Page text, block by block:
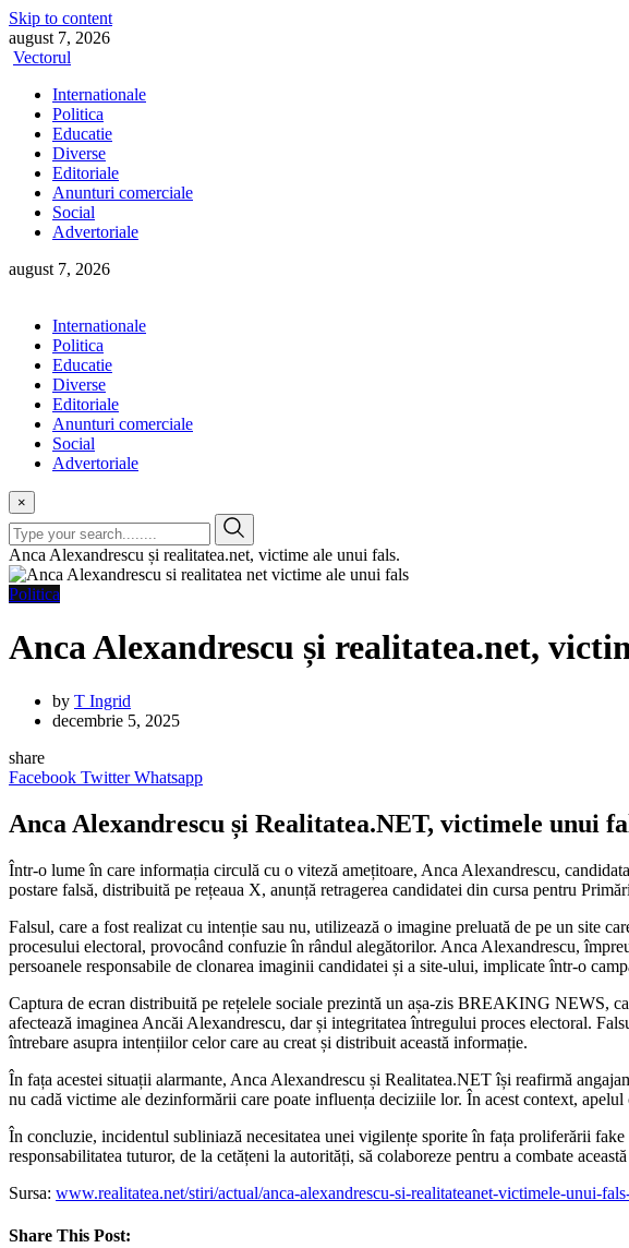
Skip to content
august 7, 2026
Vectorul
Internationale
Politica
Educatie
Diverse
Editoriale
Anunturi comerciale
Social
Advertoriale
august 7, 2026
Internationale
Politica
Educatie
Diverse
Editoriale
Anunturi comerciale
Social
Advertoriale
×
Anca Alexandrescu și realitatea.net, victime ale unui fals.
Politica
Anca Alexandrescu și realitatea.net,
by T Ingrid
decembrie 5, 2025
share
Facebook Twitter Whatsapp
Anca Alexandrescu și Realitatea.NET, victimele unui
Într-o lume în care informația circulă cu o viteză amețitoare, Anca Alexandrescu,
postare falsă, distribuită pe rețeaua X, anunță retragerea candidatei din cursa pentru
Falsul, care a fost realizat cu intenție sau nu, utilizează o imagine preluată de pe un site
procesului electoral, provocând confuzie în rândul alegătorilor. Anca Alexandrescu,
persoanele responsabile de clonarea imaginii candidatei și a site-ului, implicate într-o
Captura de ecran distribuită pe rețelele sociale prezintă un așa-zis BREAKING NEWS,
afectează imaginea Ancăi Alexandrescu, dar și integritatea întregului proces electoral.
întrebare asupra intențiilor celor care au creat și distribuit această informație.
În fața acestei situații alarmante, Anca Alexandrescu și Realitatea.NET își reafirmă
nu cadă victime ale dezinformării care poate influența deciziile lor. În acest context,
În concluzie, incidentul subliniază necesitatea unei vigilențe sporite în fața proliferării
responsabilitatea tuturor, de la cetățeni la autorități, să colaboreze pentru a combate
Sursa: www.realitatea.net/stiri/actual/anca-alexandrescu-si-realitateanet-victimele-unui-
Share This Post: